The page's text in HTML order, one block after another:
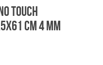
touch
cm 4 mm